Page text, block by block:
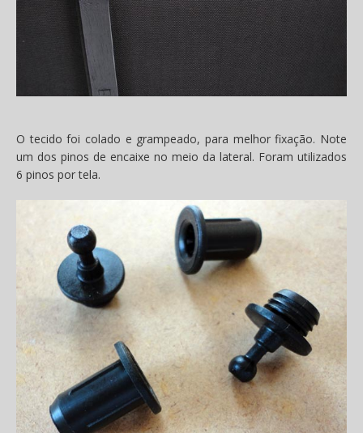
O tecido foi colado e grampeado, para melhor fixação. Note
um dos pinos de encaixe no meio da lateral. Foram utilizados
6 pinos por tela.